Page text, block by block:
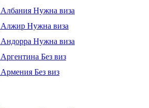
Албания Нужна виза
Алжир Нужна виза
Андорра Нужна виза
Аргентина Без виз
Армения Без виз